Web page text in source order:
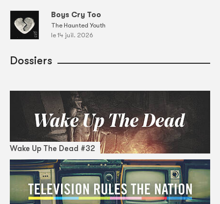
Boys Cry Too
The Haunted Youth
le 14 juil. 2026
Dossiers
Wake Up The Dead #32